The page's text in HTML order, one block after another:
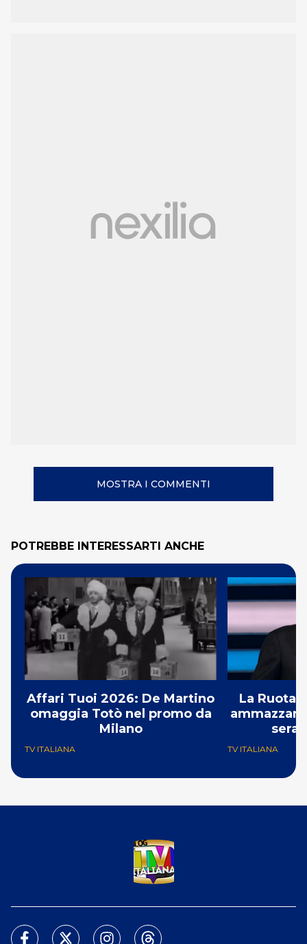
MOSTRA I COMMENTI
POTREBBE INTERESSARTI ANCHE
Affari Tuoi 2026: De Martino
omaggia Totò nel promo da
Milano
TV ITALIANA
La Ruota
TV ITALIANA